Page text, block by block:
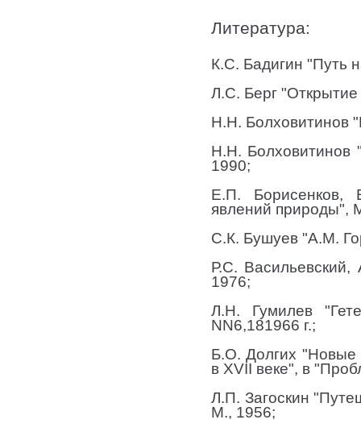
Литература:
К.С. Бадигин "Путь
Л.С. Берг
Н.Н. Болховитинов
Н.Н. Болховитинов
1990;
Е.П. Борисенков,
явлений природы",
С.К. Бушуев "А.М.
Р.С.
1976;
Л.Н. Гумилев
NN6,181966 г.;
Б.О. Долгих "Новые
в ХVII веке", в
Л.П. Загоскин
М., 1956;